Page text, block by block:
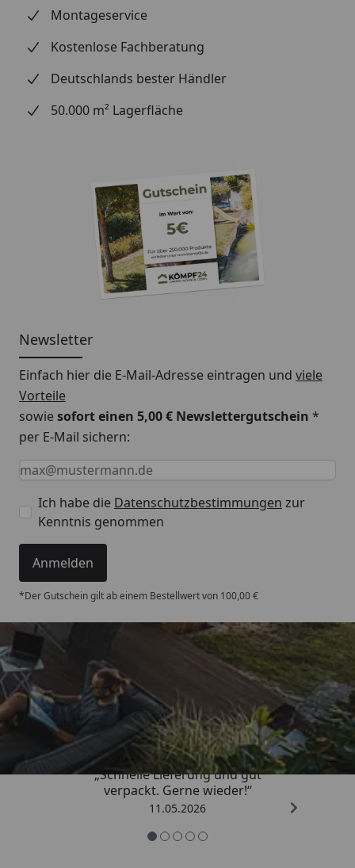
Abmessung:
Gesamtstärke:
Deckmaß:
Montageservice
Kostenlose Fachberatung
Deutschlands bester Händler
50.000 m² Lagerfläche
Newsletter
Einfach hier die E-Mail-Adresse eintragen und viele
Vorteile
sowiesofort einen 5,00 € Newslettergutschein *
per E-Mail sichern:
Keine Eingabe erforderlich
Eingabe erforderlich
E-Mail *
Ich habe die Datenschutzbestimmungen zur
Kenntnis genommen
Anmelden
*Der Gutschein gilt ab einem Bestellwert von 100,00 €
Trusted Shops
4,93/ 5
„Schnelle Lieferung und gut
verpackt. Gerne wieder!“
11.05.2026